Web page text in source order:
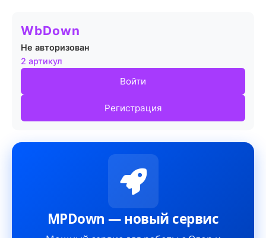
WbDown
Не авторизован
2 артикул
Войти
Регистрация
MPDown — новый сервис